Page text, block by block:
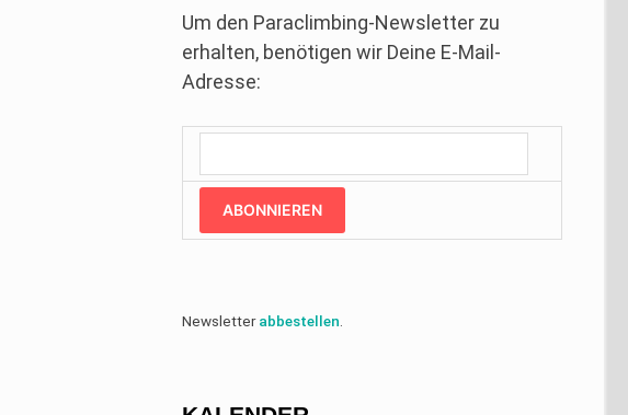
Um den Paraclimbing-Newsletter zu
erhalten, benötigen wir Deine E-Mail-
Adresse:
ABONNIEREN
Newsletterabbestellen